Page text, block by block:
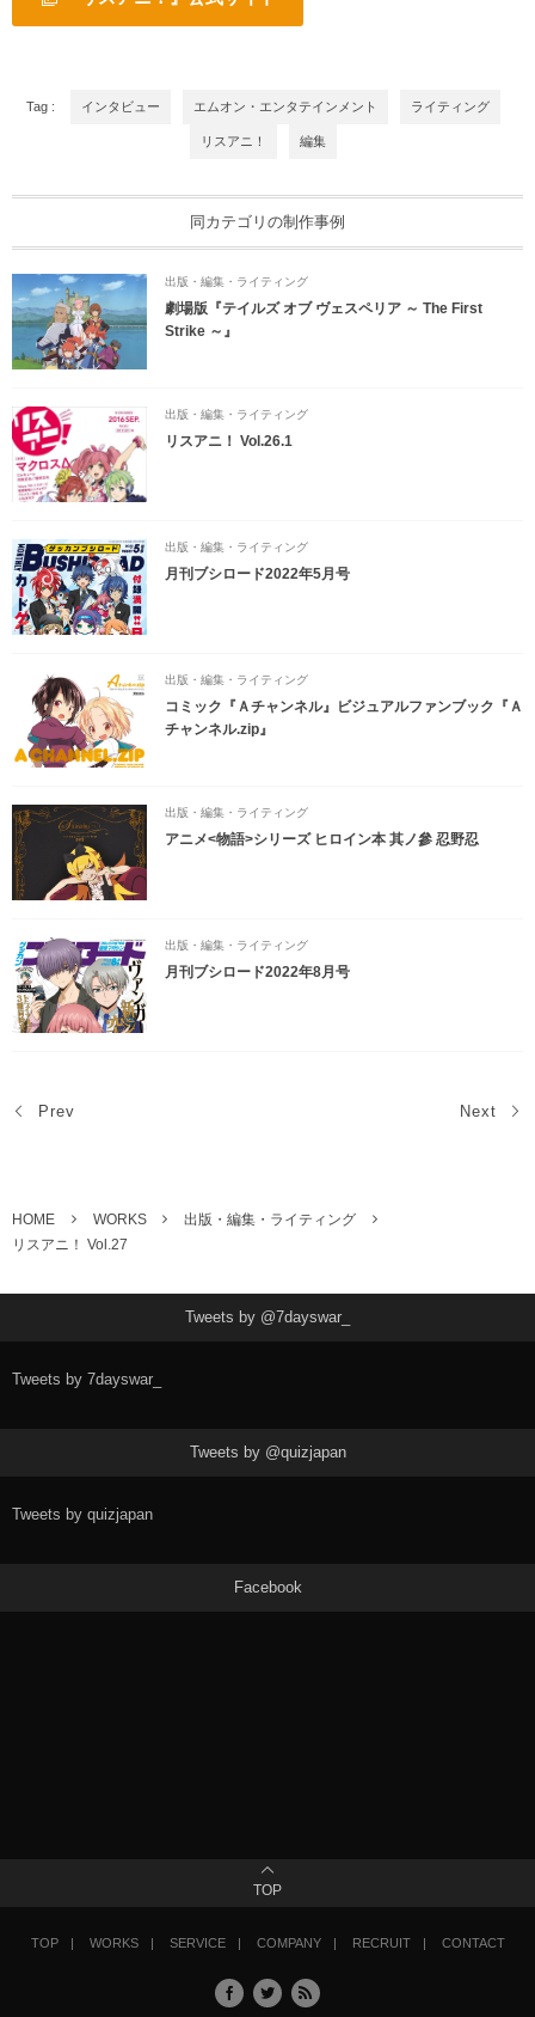
Tag : インタビュー エムオン・エンタテインメント ライティング
リスアニ！ 編集
同カテゴリの制作事例
出版・編集・ライティング
劇場版『テイルズ オブ ヴェスペリア ～ The First
Strike ～』
出版・編集・ライティング
リスアニ！ Vol.26.1
出版・編集・ライティング
月刊ブシロード2022年5月号
出版・編集・ライティング
コミック『Ａチャンネル』ビジュアルファンブック『Ａ
チャンネル.zip』
出版・編集・ライティング
アニメ<物語>シリーズ ヒロイン本 其ノ參 忍野忍
出版・編集・ライティング
月刊ブシロード2022年8月号
Prev Next
HOME WORKS
出版・編集・ライティング
リスアニ！ Vol.27
Tweets by @7dayswar_
Tweets by 7dayswar_
Tweets by @quizjapan
Tweets by quizjapan
Facebook
TOP
TOP WORKS SERVICE COMPANY RECRUIT CONTACT